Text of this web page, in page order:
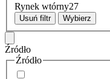
Rynek wtórny27
Usuń filtr Wybierz
Źródło
Źródło